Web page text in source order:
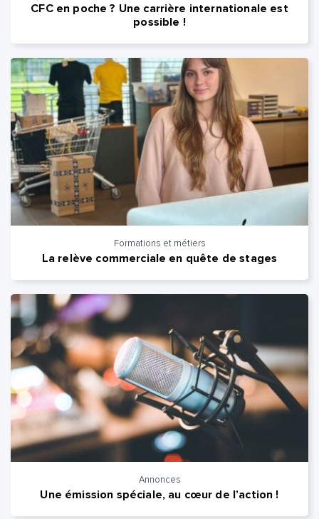
CFC en poche ? Une carrière internationale est
possible !
Formations et métiers
La relève commerciale en quête de stages
Annonces
Une émission spéciale, au cœur de l’action !
Prénom et nom*
Adresse e-mail*
Message*
Quelle est la pertinence de cette page?
Commentaire*